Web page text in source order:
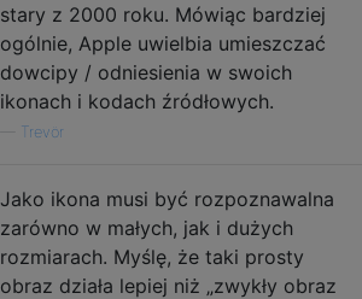
stary z 2000 roku. Mówiąc bardziej
ogólnie, Apple uwielbia umieszczać
dowcipy / odniesienia w swoich
ikonach i kodach źródłowych.
Trevör
Jako ikona musi być rozpoznawalna
zarówno w małych, jak i dużych
rozmiarach. Myślę, że taki prosty
obraz działa lepiej niż „zwykły obraz